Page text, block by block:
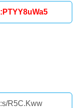
R5C.Kww